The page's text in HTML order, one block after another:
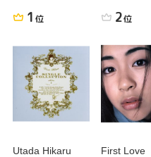
1 位
Utada Hikaru
2位
First Love